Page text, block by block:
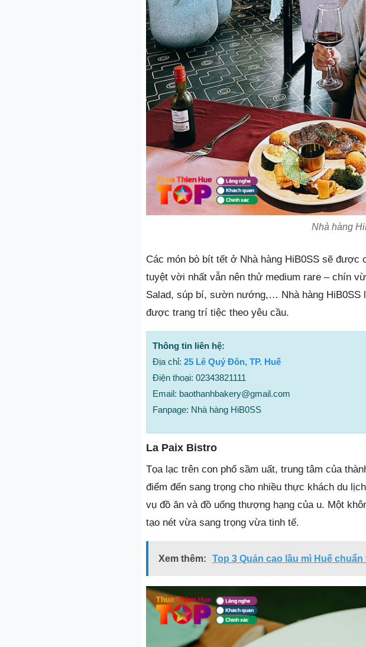
Nhà hàng
Các món bò bít tết ở Nhà hàng HiB0SS sẽ được
tuyệt vời nhất vẫn nên thử medium rare – chín
Salad, súp bí, sườn nướng,… Nhà hàng HiB0SS
được trang trí tiệc theo yêu cầu.
Thông tin liên hệ:
Địa chỉ: 25 Lê Quý Đôn, TP. Huế
Điện thoại: 02343821111
Email: baothanhbakery@gmail.com
Fanpage: Nhà hàng HiB0SS
La Paix Bistro
Tọa lạc trên con phố sầm uất, trung tâm của
điểm đến sang trọng cho nhiều thực khách du
vụ đồ ăn và đồ uống thượng hạng của u. Một
tạo nét vừa sang trọng vừa tinh tế.
Xem thêm: Top 3 Quán cao lầu mì Huế chuẩn